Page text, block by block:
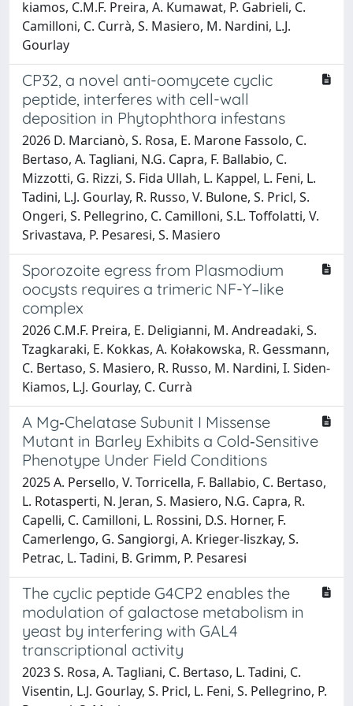
kiamos, C.M.F. Preira, A. Kumawat, P. Gabrieli, C.
Camilloni, C. Currà, S. Masiero, M. Nardini, L.J.
Gourlay
CP32, a novel anti-oomycete cyclic
peptide, interferes with cell-wall
deposition in Phytophthora infestans
2026 D. Marcianò, S. Rosa, E. Marone Fassolo, C.
Bertaso, A. Tagliani, N.G. Capra, F. Ballabio, C.
Mizzotti, G. Rizzi, S. Fida Ullah, L. Kappel, L. Feni, L.
Tadini, L.J. Gourlay, R. Russo, V. Bulone, S. Pricl, S.
Ongeri, S. Pellegrino, C. Camilloni, S.L. Toffolatti, V.
Srivastava, P. Pesaresi, S. Masiero
Sporozoite egress from Plasmodium
oocysts requires a trimeric NF-Y–like
complex
2026 C.M.F. Preira, E. Deligianni, M. Andreadaki, S.
Tzagkaraki, E. Kokkas, A. Kołakowska, R. Gessmann,
C. Bertaso, S. Masiero, R. Russo, M. Nardini, I. Siden-
Kiamos, L.J. Gourlay, C. Currà
A Mg‐Chelatase Subunit I Missense
Mutant in Barley Exhibits a Cold‐Sensitive
Phenotype Under Field Conditions
2025 A. Persello, V. Torricella, F. Ballabio, C. Bertaso,
L. Rotasperti, N. Jeran, S. Masiero, N.G. Capra, R.
Capelli, C. Camilloni, L. Rossini, D.S. Horner, F.
Camerlengo, G. Sangiorgi, A. Krieger‐liszkay, S.
Petrac, L. Tadini, B. Grimm, P. Pesaresi
The cyclic peptide G4CP2 enables the
modulation of galactose metabolism in
yeast by interfering with GAL4
transcriptional activity
2023 S. Rosa, A. Tagliani, C. Bertaso, L. Tadini, C.
Visentin, L.J. Gourlay, S. Pricl, L. Feni, S. Pellegrino, P.